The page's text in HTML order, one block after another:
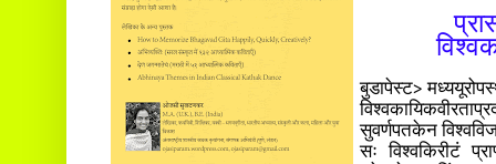
बुडापेस्ट>
सुवर्णपतकेन
सः विश्वकिरीटं